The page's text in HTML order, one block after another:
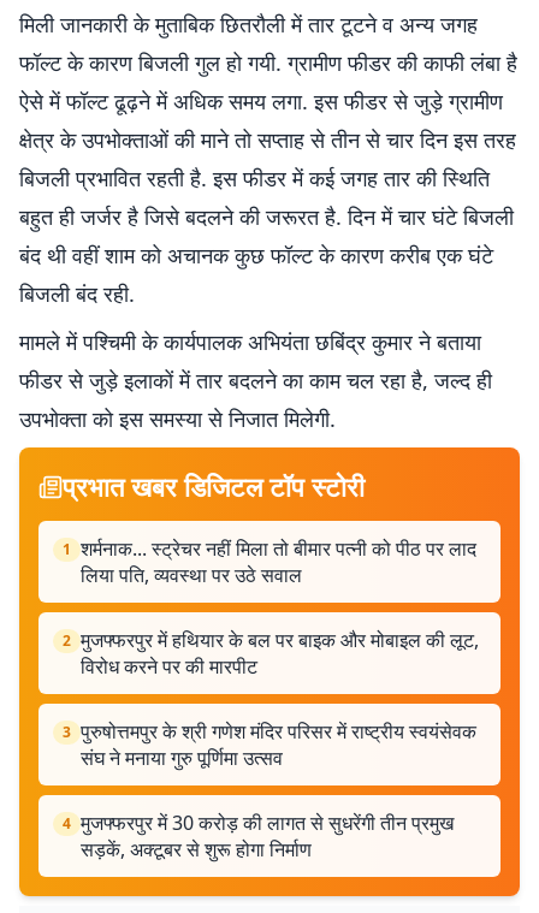
मिली जानकारी के मुताबिक छितरौली में तार टूटने व अन्य जगह
फॉल्ट के कारण बिजली गुल हो गयी. ग्रामीण फीडर की काफी लंबा है
ऐसे में फॉल्ट ढूढ़ने में अधिक समय लगा. इस फीडर से जुड़े ग्रामीण
क्षेत्र के उपभोक्ताओं की माने तो सप्ताह से तीन से चार दिन इस तरह
बिजली प्रभावित रहती है. इस फीडर में कई जगह तार की स्थिति
बहुत ही जर्जर है जिसे बदलने की जरूरत है. दिन में चार घंटे बिजली
बंद थी वहीं शाम को अचानक कुछ फॉल्ट के कारण करीब एक घंटे
बिजली बंद रही.
मामले में पश्चिमी के कार्यपालक अभियंता छबिंद्र कुमार ने बताया
फीडर से जुड़े इलाकों में तार बदलने का काम चल रहा है, जल्द ही
उपभोक्ता को इस समस्या से निजात मिलेगी.
प्रभात खबर डिजिटल टॉप स्टोरी
1 शर्मनाक... स्ट्रेचर नहीं मिला तो बीमार पत्नी को पीठ पर लाद
लिया पति, व्यवस्था पर उठे सवाल
2 मुजफ्फरपुर में हथियार के बल पर बाइक और मोबाइल की लूट,
विरोध करने पर की मारपीट
3 पुरुषोत्तमपुर के श्री गणेश मंदिर परिसर में राष्ट्रीय स्वयंसेवक
संघ ने मनाया गुरु पूर्णिमा उत्सव
4 मुजफ्फरपुर में 30 करोड़ की लागत से सुधरेंगी तीन प्रमुख
सड़कें, अक्टूबर से शुरू होगा निर्माण